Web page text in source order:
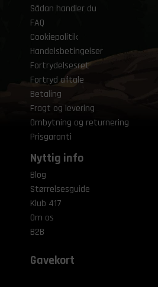
Sådan handler du
FAQ
Cookiepolitik
Handelsbetingelser
Fortrydelsesret
Fortryd aftale
Betaling
Fragt og levering
Ombytning og returnering
Prisgaranti
Nyttig info
Blog
Størrelsesguide
Klub 417
Om os
B2B
Gavekort